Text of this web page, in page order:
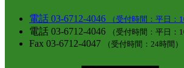
電話 03-6712-4046 （受付時間：平日：
電話 03-6712-4046 （受付時間：平日：
Fax 03-6712-4047 （受付時間：24時間）